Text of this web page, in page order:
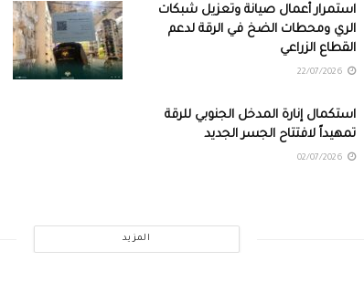
استمرار أعمال صيانة وتعزيل شبكات
الري ومحطات الضخ في الرقة لدعم
القطاع الزراعي
استكمال إنارة المدخل الجنوبي للرقة
تمهيداً لافتتاح الجسر الجديد
المزيد